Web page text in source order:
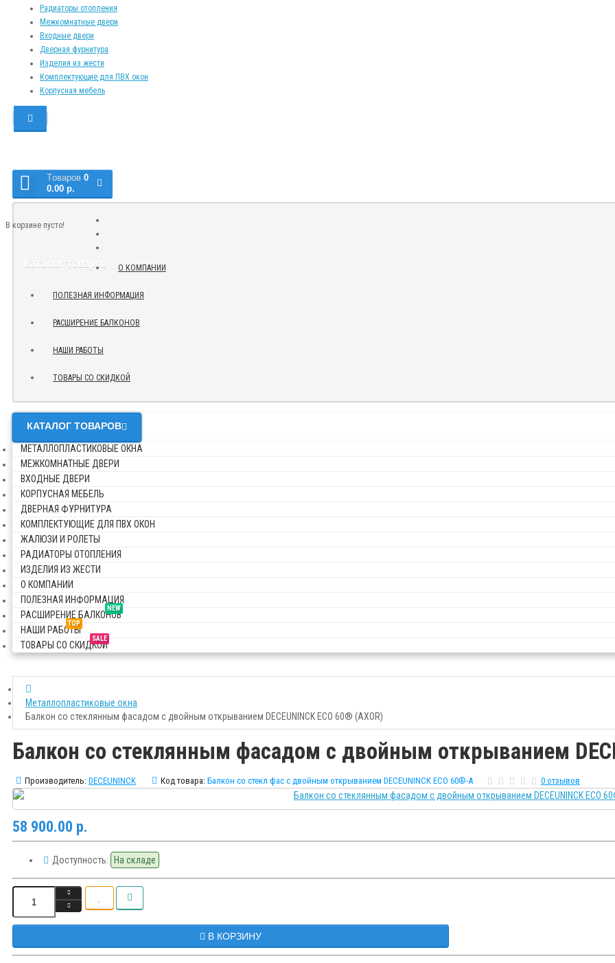
Радиаторы отопления
Межкомнатные двери
Входные двери
Дверная фурнитура
Изделия из жести
Комплектующие для ПВХ окон
Корпусная мебель
Tоваров 0
0.00 р.
В корзине пусто!
Каталог товаров О КОМПАНИИ
ПОЛЕЗНАЯ ИНФОРМАЦИЯ
РАСШИРЕНИЕ БАЛКОНОВ
НАШИ РАБОТЫ
ТОВАРЫ СО СКИДКОЙ
КАТАЛОГ ТОВАРОВ
МЕТАЛЛОПЛАСТИКОВЫЕ ОКНА
МЕЖКОМНАТНЫЕ ДВЕРИ
ВХОДНЫЕ ДВЕРИ
КОРПУСНАЯ МЕБЕЛЬ
ДВЕРНАЯ ФУРНИТУРА
КОМПЛЕКТУЮЩИЕ ДЛЯ ПВХ ОКОН
ЖАЛЮЗИ И РОЛЕТЫ
РАДИАТОРЫ ОТОПЛЕНИЯ
ИЗДЕЛИЯ ИЗ ЖЕСТИ
О КОМПАНИИ
ПОЛЕЗНАЯ ИНФОРМАЦИЯ
NEW
РАСШИРЕНИЕ БАЛКОНОВ
TOP
НАШИ РАБОТЫ
SALE
ТОВАРЫ СО СКИДКОЙ
Металлопластиковые окна
Балкон со стеклянным фасадом с двойным открыванием DECEUNINCK ECO 60® (AXOR)
Балкон со стеклянным фасадом с двойным открыванием
Производитель: DECEUNINCK Код товара: Балкон со стекл фас с двойным открыванием DECEUNINCK ECO 60®-A 0 отзывов
58 900.00 р.
Доступность: На складе
В КОРЗИНУ